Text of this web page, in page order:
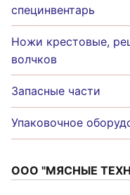
специнвентарь
Ножи крестовые,
волчков
Запасные части
Упаковочное
ООО "МЯСНЫЕ